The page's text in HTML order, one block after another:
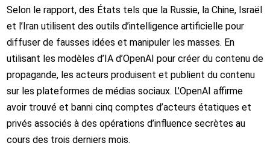
Selon le rapport, des États tels que la Russie, la Chine, Israël
et l’Iran utilisent des outils d’intelligence artificielle pour
diffuser de fausses idées et manipuler les masses. En
utilisant les modèles d’IA d’OpenAI pour créer du contenu de
propagande, les acteurs produisent et publient du contenu
sur les plateformes de médias sociaux. L’OpenAI affirme
avoir trouvé et banni cinq comptes d’acteurs étatiques et
privés associés à des opérations d’influence secrètes au
cours des trois derniers mois.